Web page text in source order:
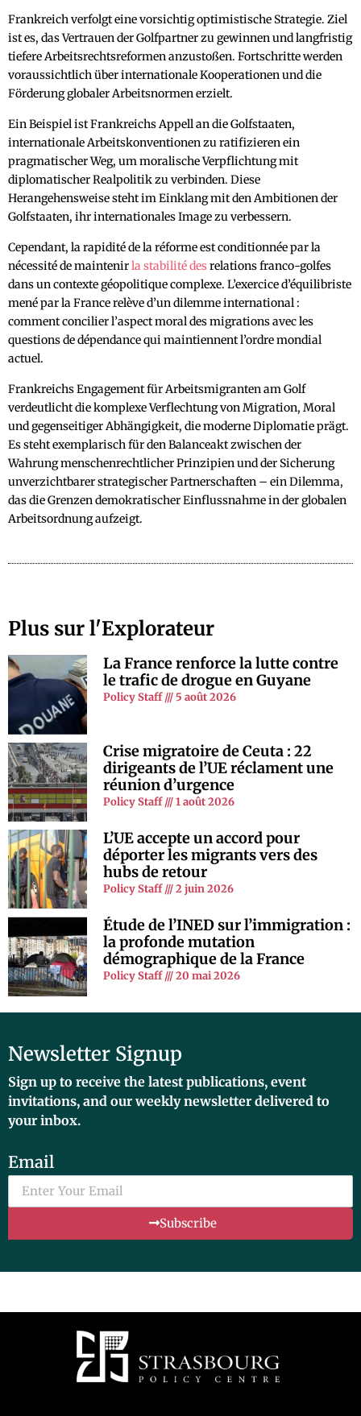
Frankreich verfolgt eine vorsichtig optimistische Strategie. Ziel
ist es, das Vertrauen der Golfpartner zu gewinnen und langfristig
tiefere Arbeitsrechtsreformen anzustoßen. Fortschritte werden
voraussichtlich über internationale Kooperationen und die
Förderung globaler Arbeitsnormen erzielt.
Ein Beispiel ist Frankreichs Appell an die Golfstaaten,
internationale Arbeitskonventionen zu ratifizieren ein
pragmatischer Weg, um moralische Verpflichtung mit
diplomatischer Realpolitik zu verbinden. Diese
Herangehensweise steht im Einklang mit den Ambitionen der
Golfstaaten, ihr internationales Image zu verbessern.
Cependant, la rapidité de la réforme est conditionnée par la
nécessité de maintenirla stabilité desrelations franco-golfes
dans un contexte géopolitique complexe. L’exercice d’équilibriste
mené par la France relève d’un dilemme international :
comment concilier l’aspect moral des migrations avec les
questions de dépendance qui maintiennent l’ordre mondial
actuel.
Frankreichs Engagement für Arbeitsmigranten am Golf
verdeutlicht die komplexe Verflechtung von Migration, Moral
und gegenseitiger Abhängigkeit, die moderne Diplomatie prägt.
Es steht exemplarisch für den Balanceakt zwischen der
Wahrung menschenrechtlicher Prinzipien und der Sicherung
unverzichtbarer strategischer Partnerschaften – ein Dilemma,
das die Grenzen demokratischer Einflussnahme in der globalen
Arbeitsordnung aufzeigt.
Plus sur l'Explorateur
La France renforce la lutte contre
le trafic de drogue en Guyane
Policy Staff 5 août 2026
Crise migratoire de Ceuta : 22
dirigeants de l’UE réclament une
réunion d’urgence
Policy Staff 1 août 2026
L’UE accepte un accord pour
déporter les migrants vers des
hubs de retour
Policy Staff 2 juin 2026
Étude de l’INED sur l’immigration :
la profonde mutation
démographique de la France
Policy Staff 20 mai 2026
Newsletter Signup
Sign up to receive the latest publications, event
invitations, and our weekly newsletter delivered to
your inbox.
Email
Subscribe